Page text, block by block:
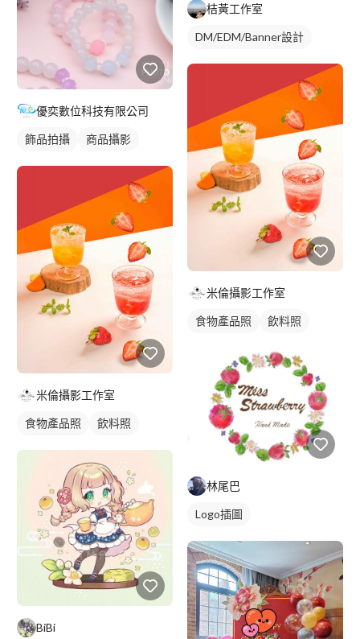
優奕數位科技有限公司
飾品拍攝 商品攝影
米倫攝影工作室
食物產品照 飲料照
BiBi
桔黃工作室
DM/EDM/Banner設計
米倫攝影工作室
食物產品照 飲料照
林尾巴
Logo插圖